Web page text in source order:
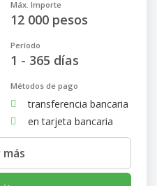
Máx. Importe
12 000 pesos
Período
1 - 365 días
Métodos de pago
transferencia bancaria
en tarjeta bancaria
más